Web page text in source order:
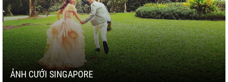
ẢNH CƯỚI SINGAPORE